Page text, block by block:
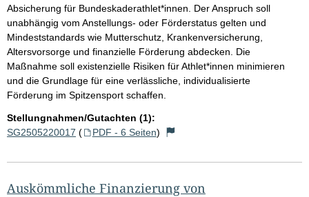
Absicherung für Bundeskaderathlet*innen. Der Anspruch soll
unabhängig vom Anstellungs- oder Förderstatus gelten und
Mindeststandards wie Mutterschutz, Krankenversicherung,
Altersvorsorge und finanzielle Förderung abdecken. Die
Maßnahme soll existenzielle Risiken für Athlet*innen minimieren
und die Grundlage für eine verlässliche, individualisierte
Förderung im Spitzensport schaffen.
Stellungnahmen/Gutachten (1):
SG2505220017 ( PDF - 6 Seiten)
Auskömmliche Finanzierung von